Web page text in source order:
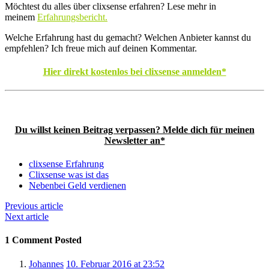
Möchtest du alles über clixsense erfahren? Lese mehr in
meinem Erfahrungsbericht.
Welche Erfahrung hast du gemacht? Welchen Anbieter kannst du
empfehlen? Ich freue mich auf deinen Kommentar.
Hier direkt kostenlos bei clixsense anmelden*
Du willst keinen Beitrag verpassen? Melde dich für meinen
Newsletter an*
clixsense Erfahrung
Clixsense was ist das
Nebenbei Geld verdienen
Previous article
Next article
1 Comment Posted
Johannes 10. Februar 2016 at 23:52